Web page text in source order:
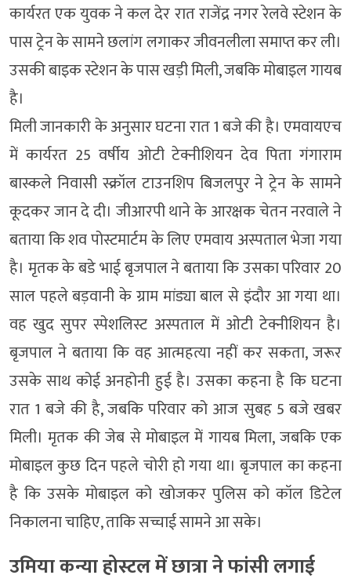
कार्यरत एक युवक ने कल देर रात राजेंद्र नगर रेलवे स्टेशन के
पास ट्रेन के सामने छलांग लगाकर जीवनलीला समाप्त कर ली।
उसकी बाइक स्टेशन के पास खड़ी मिली, जबकि मोबाइल गायब
है।
मिली जानकारी के अनुसार घटना रात 1 बजे की है। एमवायएच
में कार्यरत 25 वर्षीय ओटी टेक्नीशियन देव पिता गंगाराम
बास्कले निवासी स्क्रॉल टाउनशिप बिजलपुर ने ट्रेन के सामने
कूदकर जान दे दी। जीआरपी थाने के आरक्षक चेतन नरवाले ने
बताया कि शव पोस्टमार्टम के लिए एमवाय अस्पताल भेजा गया
है। मृतक के बडे भाई बृजपाल ने बताया कि उसका परिवार 20
साल पहले बड़वानी के ग्राम मांड्या बाल से इंदौर आ गया था।
वह खुद सुपर स्पेशलिस्ट अस्पताल में ओटी टेक्नीशियन है।
बृजपाल ने बताया कि वह आत्महत्या नहीं कर सकता, जरूर
उसके साथ कोई अनहोनी हुई है। उसका कहना है कि घटना
रात 1 बजे की है, जबकि परिवार को आज सुबह 5 बजे खबर
मिली। मृतक की जेब से मोबाइल में गायब मिला, जबकि एक
मोबाइल कुछ दिन पहले चोरी हो गया था। बृजपाल का कहना
है कि उसके मोबाइल को खोजकर पुलिस को कॉल डिटेल
निकालना चाहिए, ताकि सच्चाई सामने आ सके।
उमिया कन्या होस्टल में छात्रा ने फांसी लगाई